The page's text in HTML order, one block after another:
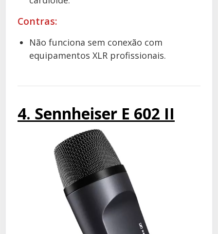
Contras:
Não funciona sem conexão com
equipamentos XLR profissionais.
4. Sennheiser E 602 II